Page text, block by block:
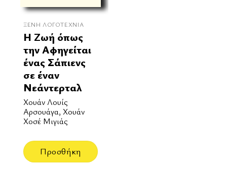
ΞΈΝΗ ΛΟΓΟΤΕΧΝΊΑ
Η Ζωή όπως
την Αφηγείται
ένας Σάπιενς
σε έναν
Νεάντερταλ
Χουάν Λουίς
Αρσουάγα, Χουάν
Χοσέ Μιγιάς
Προσθήκη